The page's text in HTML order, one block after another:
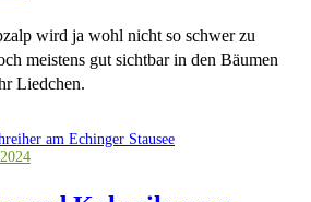
wird ja wohl nicht so schwer zu
meistens gut sichtbar in den Bäumen
Liedchen.